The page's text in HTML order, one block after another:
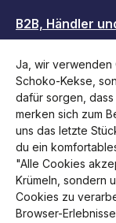
B2B, Händler
Folge uns
Ja, wir
Schoko-Kekse,
dafür sorgen,
merken sich zum
uns das letzte
du ein
"Alle Cookies
Krümeln, sondern
Cookies zu
Browser-